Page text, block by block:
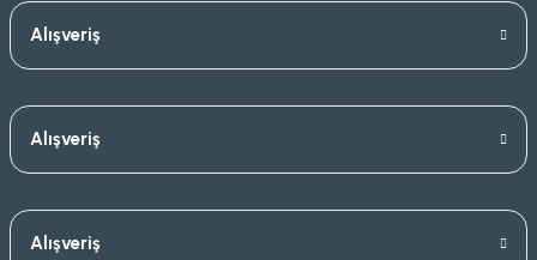
Alışveriş
Alışveriş
Alışveriş